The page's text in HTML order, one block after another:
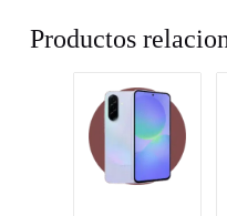
Productos